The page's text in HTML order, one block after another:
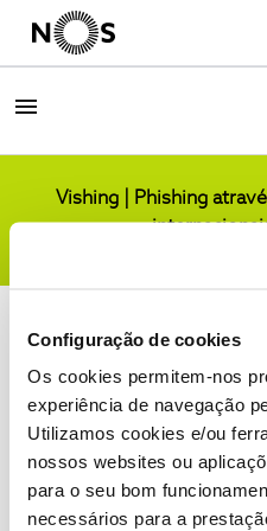
Configuração de cookies
Os cookies permitem-nos
experiência de navegação
Utilizamos cookies e/ou
nossos websites ou
para o seu bom
necessários para a
Vishing | Phishing
Condições do Fórum NOS